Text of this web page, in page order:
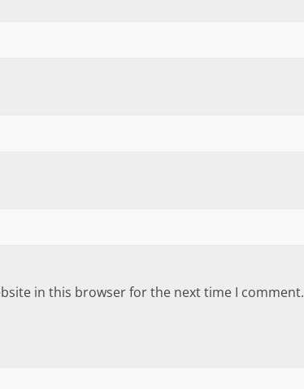
in this browser for the next time I comment.